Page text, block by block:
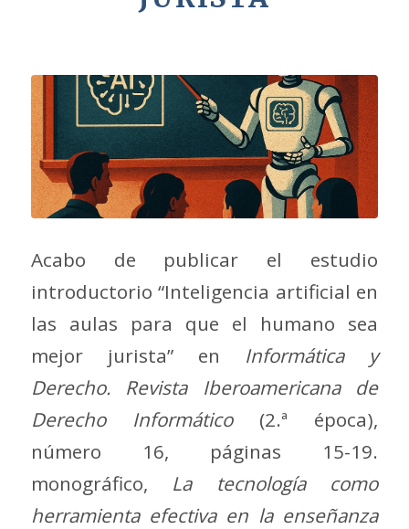
Acabo de publicar el estudio
introductorio “Inteligencia artificial en
las aulas para que el humano sea
mejor jurista” en Informática y
Derecho. Revista Iberoamericana de
Derecho Informático(2.ª época),
número 16, páginas 15-19.
monográfico, La tecnología como
herramienta efectiva en la enseñanza